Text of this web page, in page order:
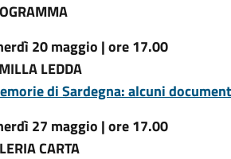
20 maggio | ore 17.00
LEDDA
di Sardegna: alcuni
27 maggio | ore 17.00
CARTA